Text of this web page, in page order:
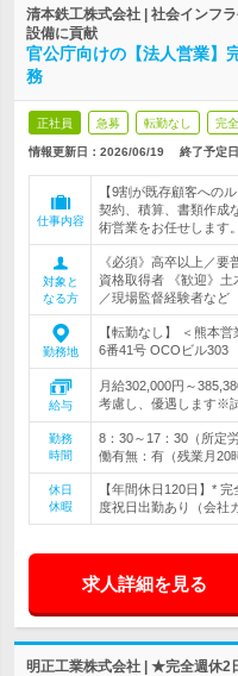
清本鉄工株式会社 | 社会インフ
設備に貢献
官公庁向けの【法人営業】
務
正社員 急募 転勤なし 完
情報更新日：2026/06/19 終了予定日
仕事内容
【9割が既存顧客への
契約、積算、書類作成
術営業をお任せします。
対象と
なる方
《必須》高卒以上／
資格取得者 《歓迎》土
／現場監督経験者など
勤務地
【転勤なし】 ＜熊本
6番41号 OCOビル303
給与
月給302,000円～
考慮し、優遇します※
勤務
時間
8：30～17：30（所定
働有無：有（残業月20
休日
休暇
【年間休日120日】*
度祝日出勤あり（会社
求人詳細を見る
明正工業株式会社 | ★完全週休